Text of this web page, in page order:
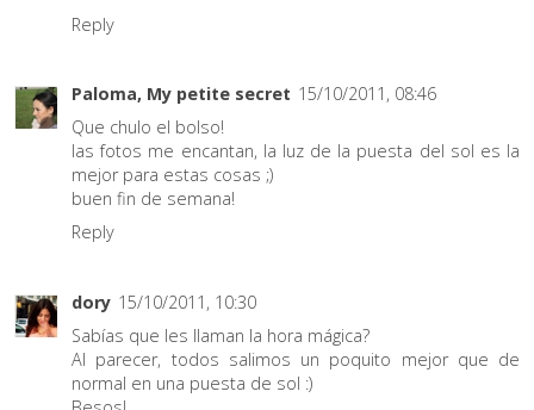
Reply
Paloma, My petite secret 15/10/2011, 08:46
Que chulo el bolso!
las fotos me encantan, la luz de la puesta del sol es la
mejor para estas cosas ;)
buen fin de semana!
Reply
dory 15/10/2011, 10:30
Sabías que les llaman la hora mágica?
Al parecer, todos salimos un poquito mejor que de
normal en una puesta de sol :)